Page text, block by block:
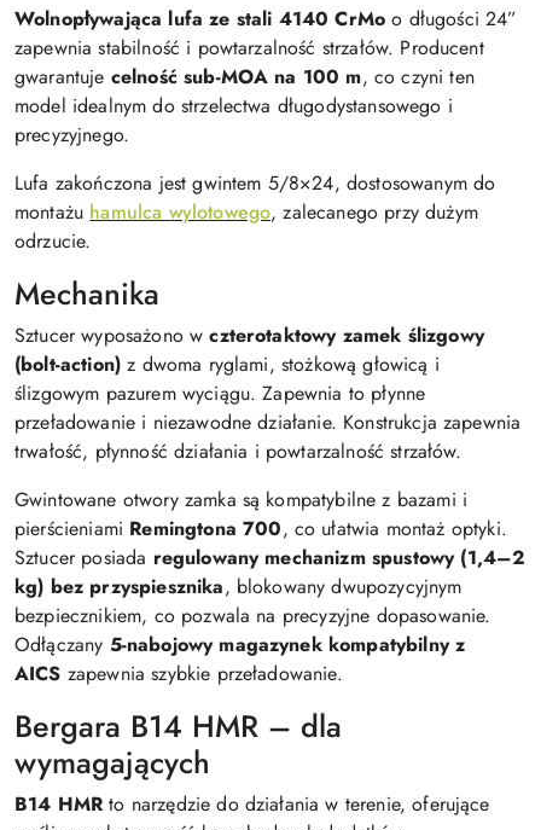
Wolnopływająca lufa ze stali 4140 CrMo o długości 24”
zapewnia stabilność i powtarzalność strzałów. Producent
gwarantuje celność sub-MOA na 100 m, co czyni ten
model idealnym do strzelectwa długodystansowego i
precyzyjnego.
Lufa zakończona jest gwintem 5/8×24, dostosowanym do
montażu hamulca wylotowego, zalecanego przy dużym
odrzucie.
Mechanika
Sztucer wyposażono wczterotaktowy zamek ślizgowy
(bolt-action) z dwoma ryglami, stożkową głowicą i
ślizgowym pazurem wyciągu. Zapewnia to płynne
przeładowanie i niezawodne działanie. Konstrukcja zapewnia
trwałość, płynność działania i powtarzalność strzałów.
Gwintowane otwory zamka są kompatybilne z bazami i
pierścieniami Remingtona 700, co ułatwia montaż optyki.
Sztucer posiada regulowany mechanizm spustowy (1,4–2
kg) bez przyspiesznika, blokowany dwupozycyjnym
bezpiecznikiem, co pozwala na precyzyjne dopasowanie.
Odłączany 5-nabojowy magazynek kompatybilny z
AICS zapewnia szybkie przeładowanie.
Bergara B14 HMR – dla
wymagających
B14 HMR to narzędzie do działania w terenie, oferujące